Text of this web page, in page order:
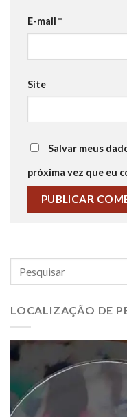
E-mail *
Site
Salvar meus
próxima vez que eu
LOCALIZAÇÃO DE